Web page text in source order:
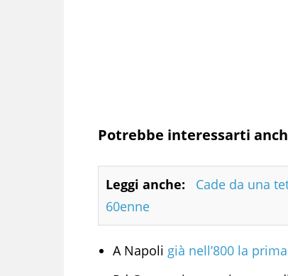
Potrebbe interessarti
Leggi anche:
Cade da una
60enne
A Napoli già nell’800 la